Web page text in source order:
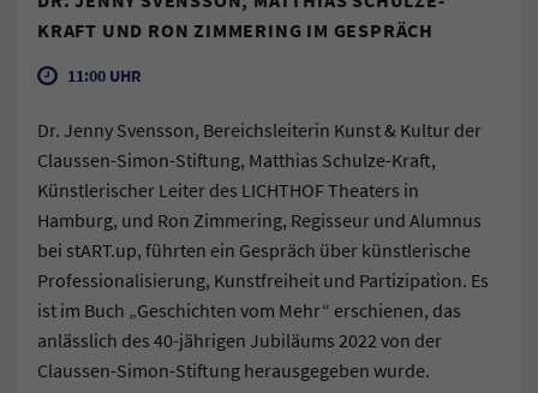
KRAFT UND RON ZIMMERING IM GESPRÄCH
11:00 UHR
Dr. Jenny Svensson, Bereichsleiterin Kunst & Kultur der
Claussen-Simon-Stiftung, Matthias Schulze-Kraft,
Künstlerischer Leiter des LICHTHOF Theaters in
Hamburg, und Ron Zimmering, Regisseur und Alumnus
bei stART.up, führten ein Gespräch über künstlerische
Professionalisierung, Kunstfreiheit und Partizipation. Es
ist im Buch „Geschichten vom Mehr“ erschienen, das
anlässlich des 40-jährigen Jubiläums 2022 von der
Claussen-Simon-Stiftung herausgegeben wurde.